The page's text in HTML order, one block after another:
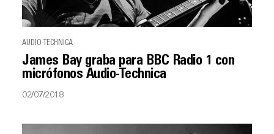
AUDIO-TECHNICA
James Bay graba para BBC Radio 1 con
micrófonos Audio-Technica
02/07/2018